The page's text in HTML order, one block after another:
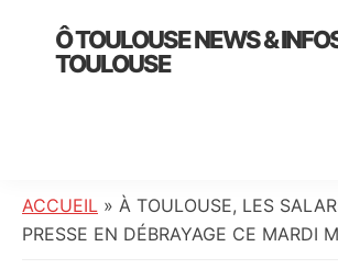
primary
Ô TOULOUSE NEWS &
TOULOUSE
:
info
ACCUEIL » À TOULOUSE, LES
PRESSE EN DÉBRAYAGE CE MARDI